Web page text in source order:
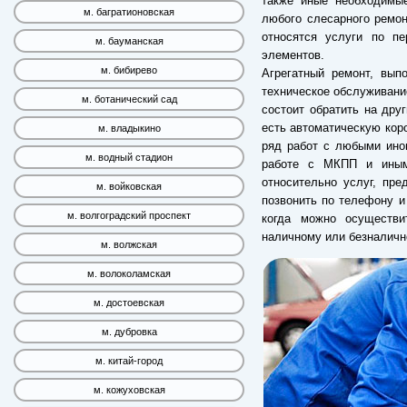
м. багратионовская
м. бауманская
м. бибирево
м. ботанический сад
м. владыкино
м. водный стадион
м. войковская
м. волгоградский проспект
м. волжская
м. волоколамская
м. достоевская
м. дубровка
м. китай-город
м. кожуховская
любого слесарного
относятся услуги по
элементов.
Агрегатный ремонт,
техническое
состоит обратить на
есть автоматическую
ряд работ с любыми
работе с МКПП и
относительно услуг,
позвонить по телефону
когда можно
наличному или